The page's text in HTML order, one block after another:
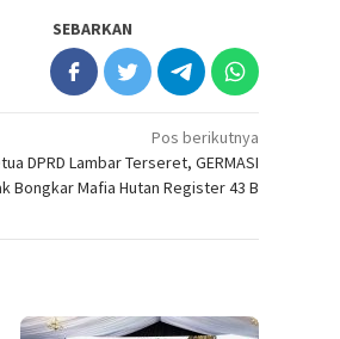
SEBARKAN
Pos berikutnya
DPRD Lambar Terseret, GERMASI
Bongkar Mafia Hutan Register 43 B